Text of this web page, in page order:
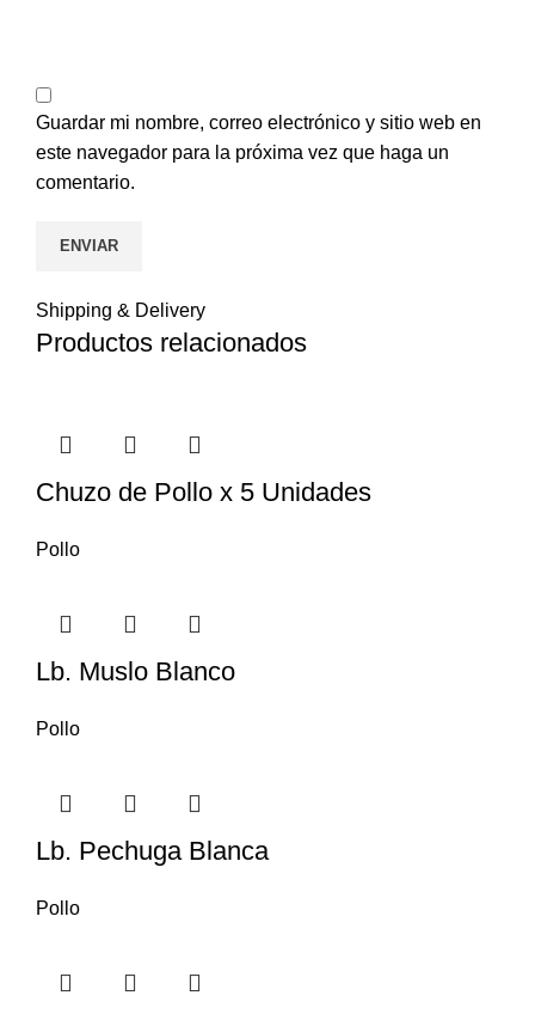
Guardar mi nombre, correo electrónico y sitio web en
este navegador para la próxima vez que haga un
comentario.
Shipping & Delivery
Productos relacionados
Chuzo de Pollo x 5 Unidades
Pollo
Lb. Muslo Blanco
Pollo
Lb. Pechuga Blanca
Pollo